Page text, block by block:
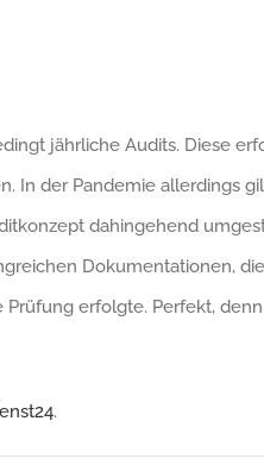
jährliche Audits. Diese
In der Pandemie allerdings
dahingehend
Dokumentationen,
erfolgte. Perfekt,
.